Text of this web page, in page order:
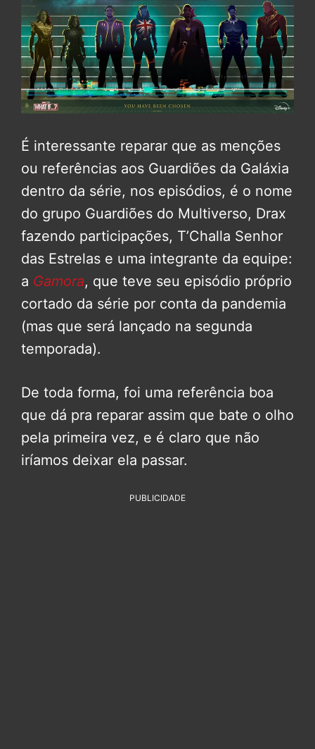
É interessante reparar que as menções
ou referências aos Guardiões da Galáxia
dentro da série, nos episódios, é o nome
do grupo Guardiões do Multiverso, Drax
fazendo participações, T’Challa Senhor
das Estrelas e uma integrante da equipe:
a Gamora, que teve seu episódio próprio
cortado da série por conta da pandemia
(mas que será lançado na segunda
temporada).
De toda forma, foi uma referência boa
que dá pra reparar assim que bate o olho
pela primeira vez, e é claro que não
iríamos deixar ela passar.
PUBLICIDADE